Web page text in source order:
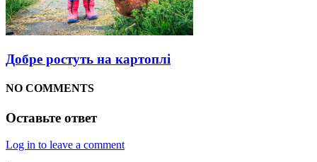
Добре ростуть на картоплі
NO COMMENTS
Оставьте ответ
Log in to leave a comment